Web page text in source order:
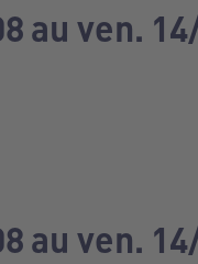
au ven.
au ven.